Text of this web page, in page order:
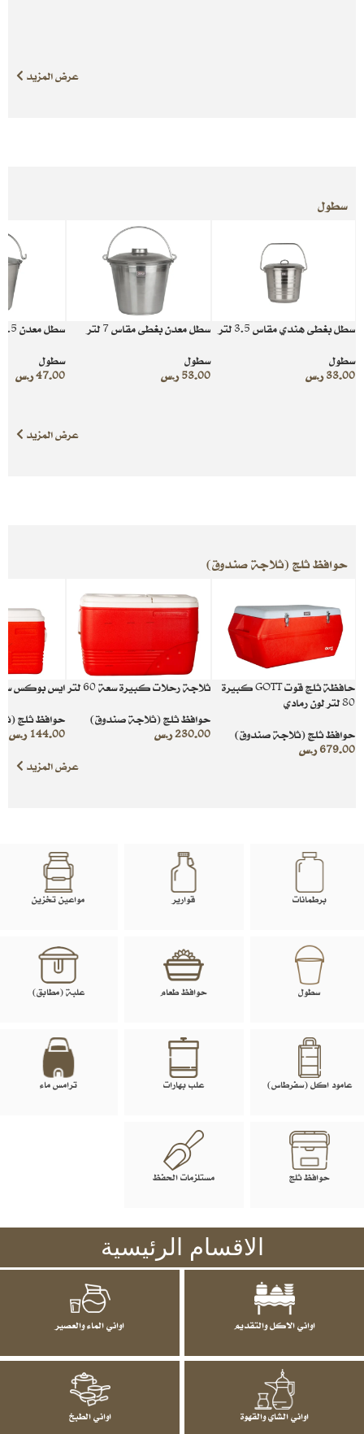
عرض المزيد
سطول
سطل بغطى هندي مقاس 3.5 لتر
سطول
33.00ر.س
سطل معدن بغطى مقاس 7 لتر
سطول
53.00 ر.س
سطل معدن 4.5 لتر
سطول
47.00ر.س
عرض المزيد
حوافظ ثلج (ثلاجة صندوق)
حافظة ثلج قوت GOTT كبيرة
80 لتر لون رمادي
حوافظ ثلج (ثلاجة صندوق)
679.00ر.س
ثلاجة رحلات كبيرة سعة 60 لتر
حوافظ ثلج (ثلاجة صندوق)
230.00ر.س
ايس بوكس سعة 44
حوافظ ثلج
144.00 ر.س
عرض المزيد
برطمانات قوارير مواعين تخزين
سطول حوافظ طعام علبة (مطابق)
عامود اكل (سفرطاس) علب بهارات ترامس ماء
حوافظ ثلج مستلزمات الحفظ
الاقسام الرئيسية
اواني الاكل والتقديم اواني الماء والعصير
اواني الشاي والقهوة اواني الطبخ